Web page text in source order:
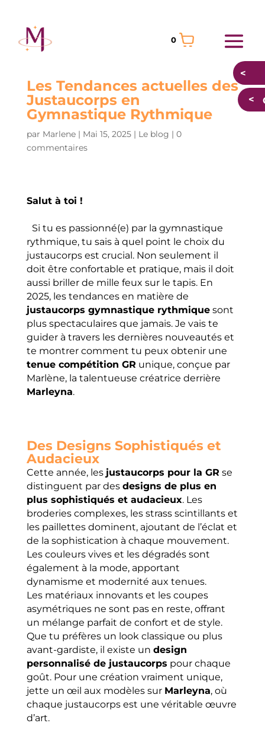
0
Les Tendances actuelles des
Justaucorps en
Gymnastique Rythmique
par Marlene| Mai 15, 2025| Le blog | 0
commentaires
Salut à toi !
Si tu es passionné(e) par la gymnastique
rythmique, tu sais à quel point le choix du
justaucorps est crucial. Non seulement il
doit être confortable et pratique, mais il doit
aussi briller de mille feux sur le tapis. En
2025, les tendances en matière de
justaucorps gymnastique rythmiquesont
plus spectaculaires que jamais. Je vais te
guider à travers les dernières nouveautés et
te montrer comment tu peux obtenir une
tenue compétition GR unique, conçue par
Marlène, la talentueuse créatrice derrière
Marleyna.
Des Designs Sophistiqués et
Audacieux
Cette année, les justaucorps pour la GR se
distinguent par des designs de plus en
plus sophistiqués et audacieux. Les
broderies complexes, les strass scintillants et
les paillettes dominent, ajoutant de l’éclat et
de la sophistication à chaque mouvement.
Les couleurs vives et les dégradés sont
également à la mode, apportant
dynamisme et modernité aux tenues.
Les matériaux innovants et les coupes
asymétriques ne sont pas en reste, offrant
un mélange parfait de confort et de style.
Que tu préfères un look classique ou plus
avant-gardiste, il existe un design
personnalisé de justaucorps pour chaque
goût. Pour une création vraiment unique,
jette un œil aux modèles sur Marleyna, où
chaque justaucorps est une véritable œuvre
d’art.